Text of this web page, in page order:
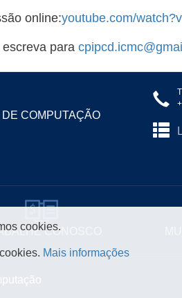
online:youtube.com/
para
COMPUTAÇÃO
CONOSCO
cookies.
Mais informações